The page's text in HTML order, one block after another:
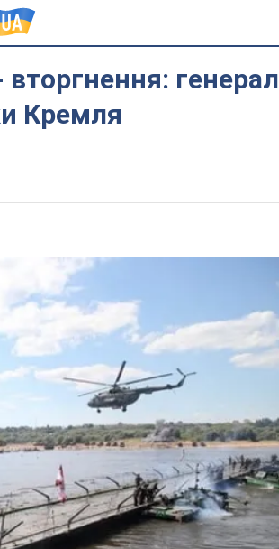
вторгнення: генерал
Кремля